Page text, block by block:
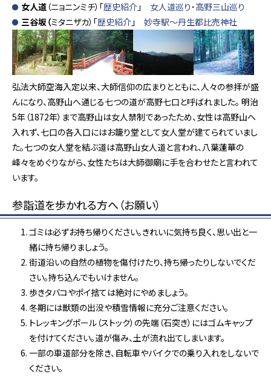
女人道 （ニョニンミチ）「歴史紹介 」 女人道巡り・高野三山巡り
三谷坂（ミタニザカ）「歴史紹介 」 妙寺駅～丹生都比売神社
弘法大師空海入定以来、大師信仰の広まりとともに、人々の参拝が盛
んになり、高野山へ通じる七つの道が高野七口と呼ばれました。 明治
5年（1872年）まで高野山は女人禁制であったため、女性は高野山へ
入れず、七口の各入口にはお籠り堂として女人堂が建てられていまし
た。七つの女人堂を結ぶ道は高野山女人道と言われ、八葉蓮華の
峰々をめぐりながら、女性たちは大師御廟に手を合わせたと言われて
います。
参詣道を歩かれる方へ（お願い）
ゴミは必ずお持ち帰りください。きれいに気持ち良く、思い出と一
緒に持ち帰りましょう。
街道沿いの自然の植物を傷付けたり、持ち帰ったりしないでくだ
さい。持ち込んでもいけません。
歩きタバコやポイ捨ては絶対にやめましょう。
冬期には獣類の出没や積雪情報に充分ご注意ください。
トレッキングポール（ストック）の先端（石突き）にはゴムキャップ
を付けてください。道が傷み、土が流れ出てしまいます。
一部の車道部分を除き、自転車やバイクでの乗り入れをしないで
ください。